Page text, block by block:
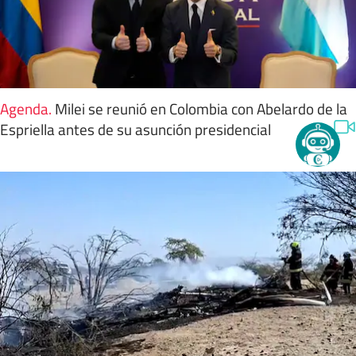
Agenda. Milei se reunió en Colombia con Abelardo de la
Espriella antes de su asunción presidencial